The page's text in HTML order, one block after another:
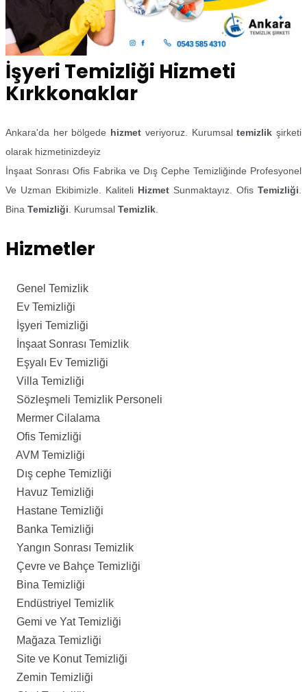
İşyeri Temizliği Hizmeti
Kırkkonaklar
Ankara'da her bölgede hizmet veriyoruz. Kurumsaltemizlik şirketi
olarak hizmetinizdeyiz
İnşaat Sonrası Ofis Fabrika ve Dış Cephe Temizliğinde Profesyonel
Ve Uzman Ekibimizle. Kaliteli Hizmet Sunmaktayız. Ofis Temizliği
Bina Temizliği . Kurumsal Temizlik
Hizmetler
Genel Temizlik
Ev Temizliği
İşyeri Temizliği
İnşaat Sonrası Temizlik
Eşyalı Ev Temizliği
Villa Temizliği
Sözleşmeli Temizlik Personeli
Mermer Cilalama
Ofis Temizliği
AVM Temizliği
Dış cephe Temizliği
Havuz Temizliği
Hastane Temizliği
Banka Temizliği
Yangın Sonrası Temizlik
Çevre ve Bahçe Temizliği
Bina Temizliği
Endüstriyel Temizlik
Gemi ve Yat Temizliği
Mağaza Temizliği
Site ve Konut Temizliği
Zemin Temizliği